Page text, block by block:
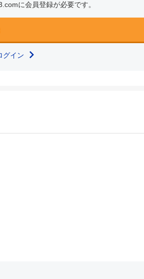
に会員登録が必要です。
グイン